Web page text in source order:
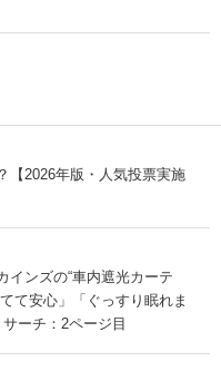
【2026年版・人気投票実施
インズの“車内遮光カーテ
て安心」「ぐっすり眠れま
ーチ：2ページ目